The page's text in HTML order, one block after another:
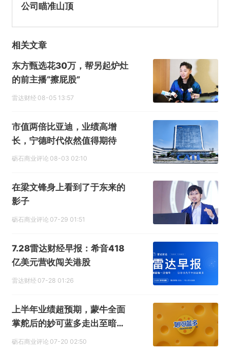
公司瞄准山顶
相关文章
东方甄选花30万，帮另起炉灶
的前主播“擦屁股”
雷达财经 08-05 13:57
市值两倍比亚迪，业绩高增
长，宁德时代依然值得期待
砺石商业评论 08-03 02:10
在梁文锋身上看到了于东来的
影子
砺石商业评论 07-29 01:51
7.28雷达财经早报：希音418
亿美元营收闯关港股
雷达财经 07-28 01:26
上半年业绩超预期，蒙牛全面
掌舵后的妙可蓝多走出至暗时
刻
砺石商业评论 07-20 02:50